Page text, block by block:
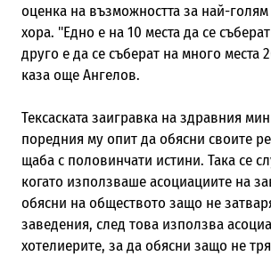
оценка на възможността за най-
хора. "Едно е на 10 места да се
друго е да се съберат на много места
каза още Ангелов.
Тексаската заигравка на здравния
поредния му опит да обясни своите
щаба с половинчати истини. Така се
когато използваше асоциациите на
обясни на обществото защо не
заведения, след това използва
хотелиерите, за да обясни защо не